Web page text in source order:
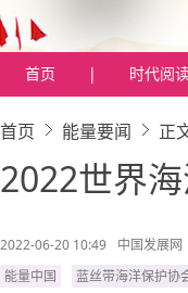
首页 | 时代阅
首页 能量要闻 正
2022世界
2022-06-20 10:49
中国发展网
能量中国
蓝丝带海洋保护协